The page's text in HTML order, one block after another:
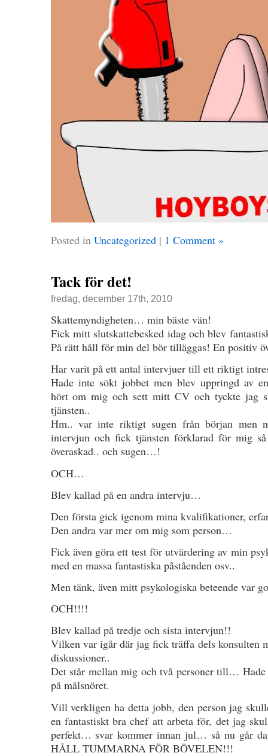
Posted in Uncategorized| 1 Comment »
Tack för det!
fredag, december 17th, 2010
Skattemyndigheten… min bäste vän!
Fick mitt slutskattebesked idag och blev
På rätt håll för min del bör tilläggas! En positiv
Har varit på ett antal intervjuer till ett riktigt
Hade inte sökt jobbet men blev uppringd av
hört om mig och sett mitt CV och tyckte jag
tjänsten..
Hm.. var inte riktigt sugen från början men
intervjun och fick tjänsten förklarad för mig
överaskad.. och sugen…!
OCH…
Blev kallad på en andra intervju…
Den första gick igenom mina kvalifikationer,
Den andra var mer om mig som person…
Fick även göra ett test för utvärdering av min
med en massa fantastiska påståenden osv..
Men tänk, även mitt psykologiska beteende var
OCH!!!!
Blev kallad på tredje och sista intervjun!!
Vilken var igår där jag fick träffa dels konsulten
diskussioner..
Det står mellan mig och två personer till…
på målsnöret.
Vill verkligen ha detta jobb, den person jag
en fantastiskt bra chef att arbeta för, det jag
perfekt… svar kommer innan jul… så nu går
HÅLL TUMMARNA FÖR BÖVELEN!!!